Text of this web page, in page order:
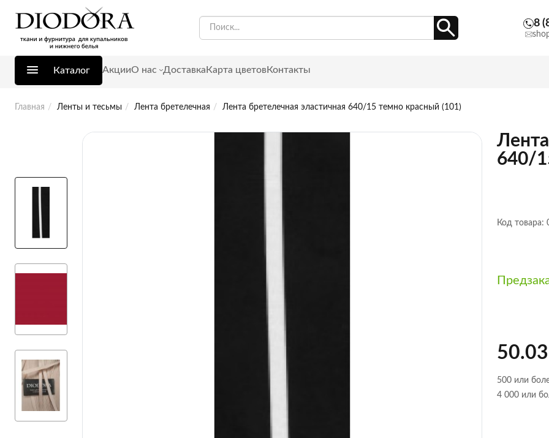
8
Каталог АкцииО нас Доставка Карта цветовКонтакты
Главная Ленты и тесьмы Лента бретелечная Лента бретелечная эластичная 640/15 темно красный (101)
640/
Код товара:
500 или
4 000 или